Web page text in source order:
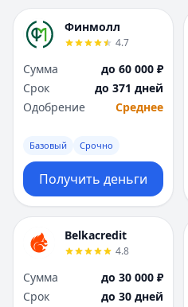
Финмолл
4.7
Сумма
до 60 000 ₽
Срок
до 371 дней
Одобрение
Среднее
Базовый Срочно
Получить деньги
Belkacredit
4.8
Сумма
до 30 000 ₽
Срок
до 30 дней